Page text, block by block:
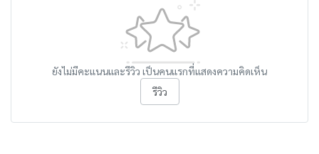
ยังไม่มีคะแนนและรีวิว เป็นคนแรกที่แสดงความคิดเห็น
รีวิว